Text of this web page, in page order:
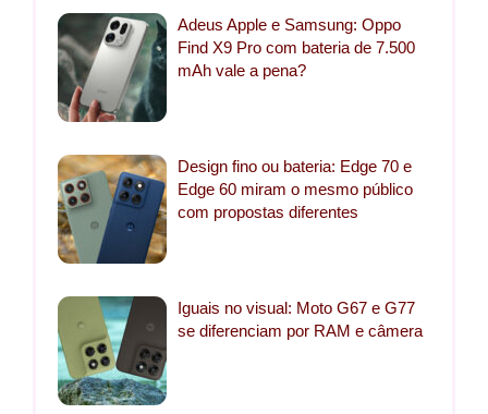
Adeus Apple e Samsung: Oppo
Find X9 Pro com bateria de 7.500
mAh vale a pena?
Design fino ou bateria: Edge 70 e
Edge 60 miram o mesmo público
com propostas diferentes
Iguais no visual: Moto G67 e G77
se diferenciam por RAM e câmera